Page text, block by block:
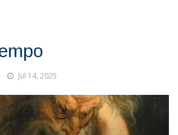
Jul 14, 2025